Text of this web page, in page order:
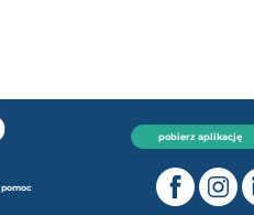
pobierz aplikację
pomoc